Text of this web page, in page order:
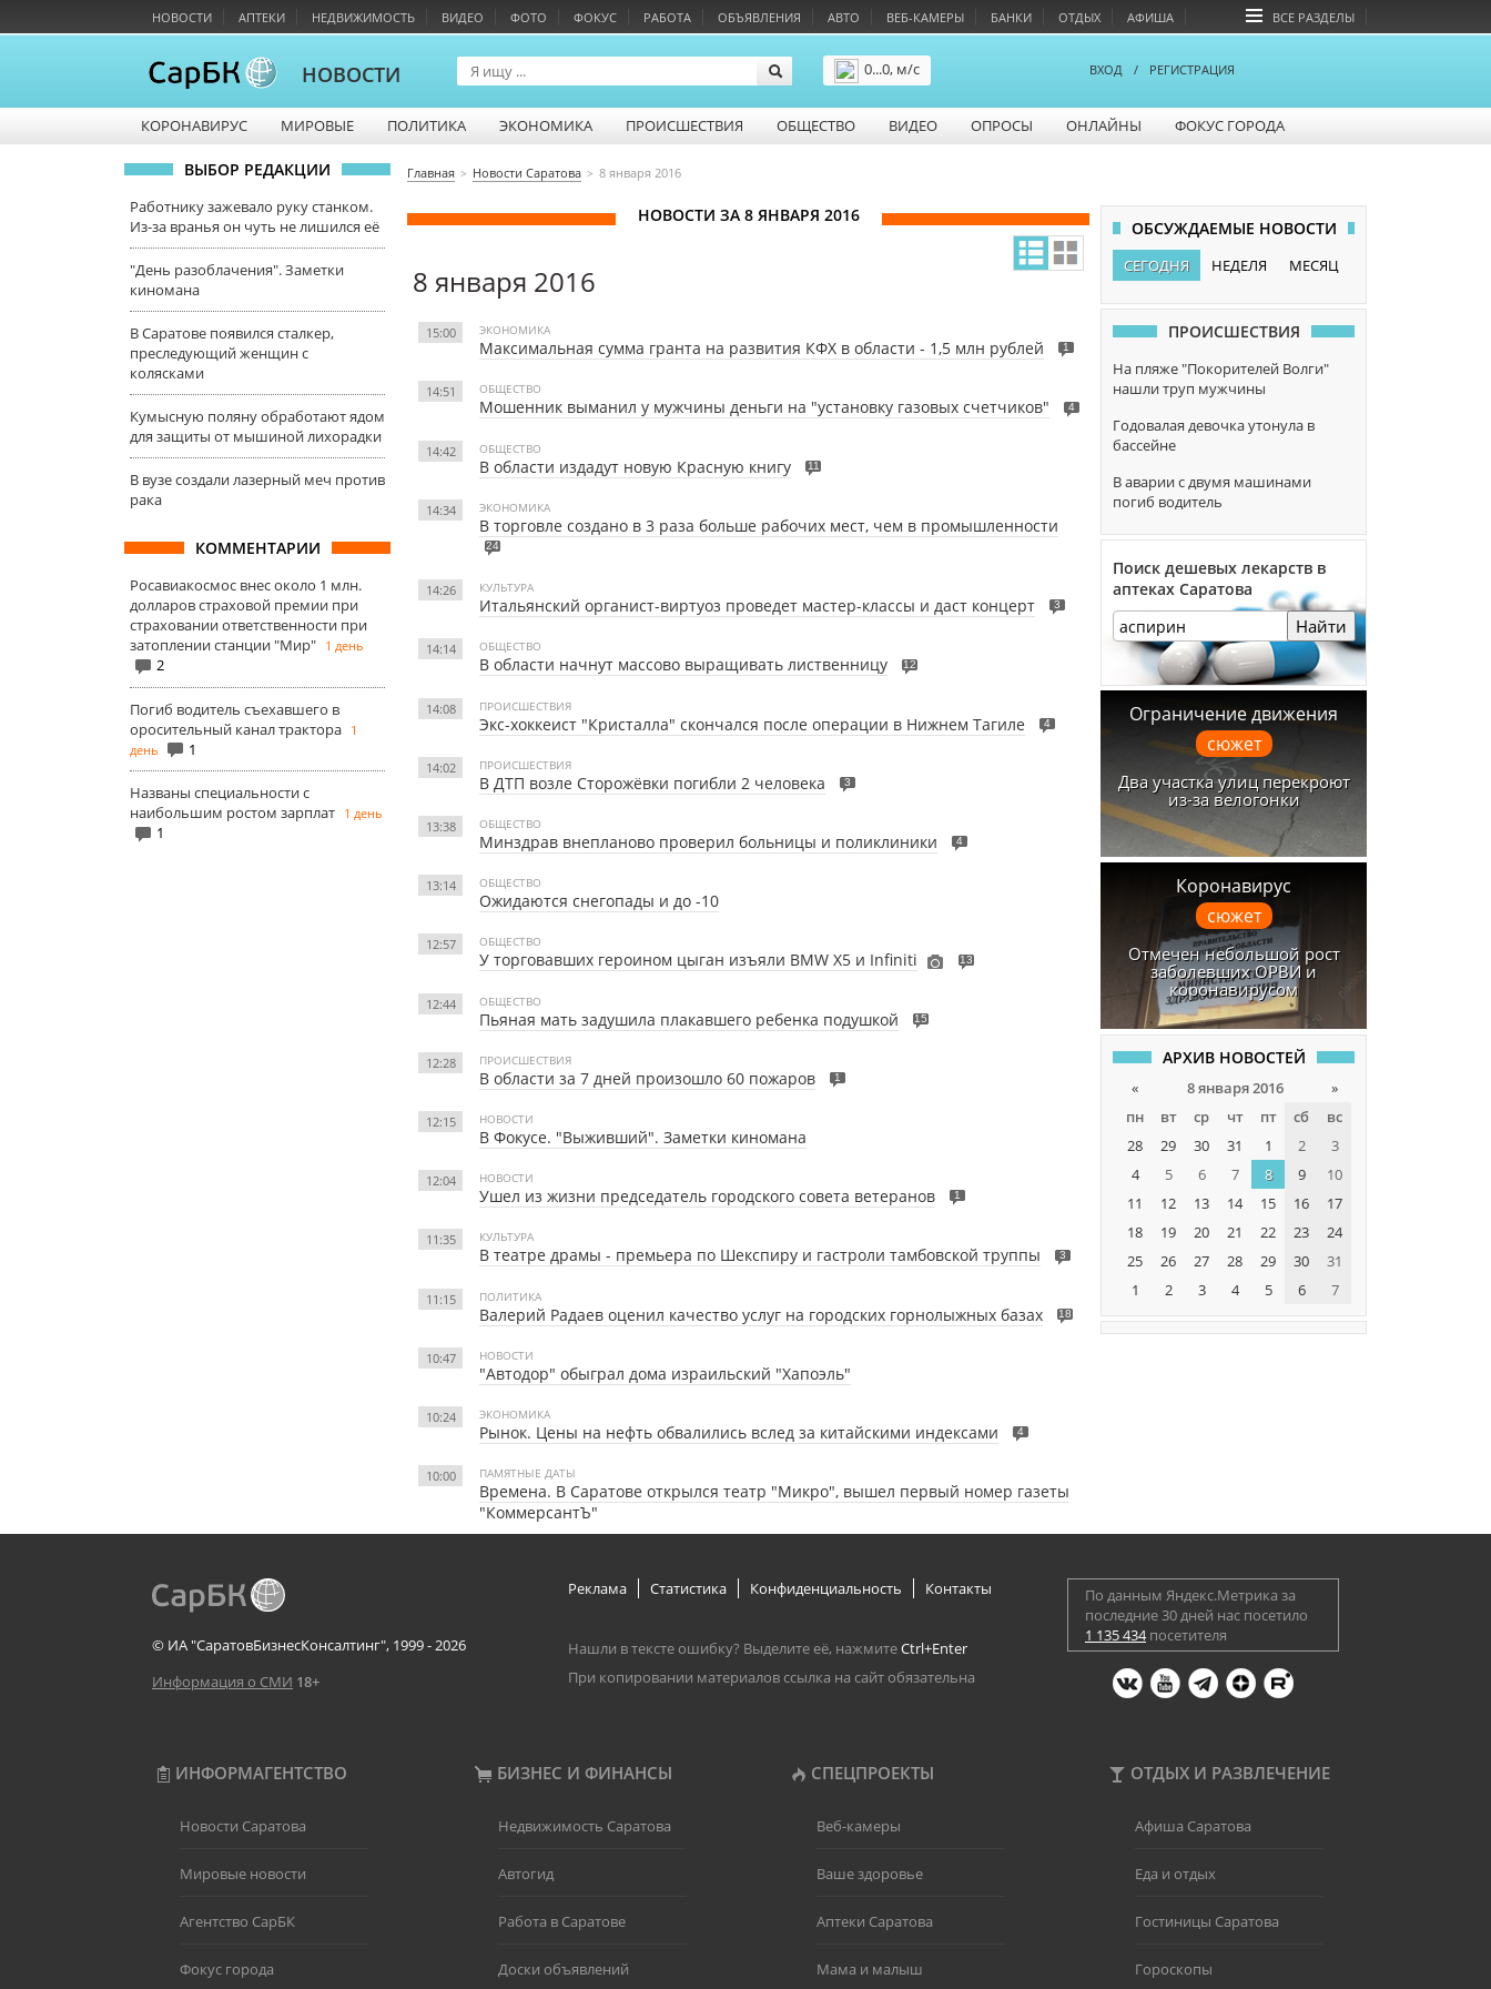
НОВОСТИ АПТЕКИ НЕДВИЖИМОСТЬ ВИДЕО ФОТО ФОКУС РАБОТА ОБЪЯВЛЕНИЯ АВТО ВЕБ-КАМЕРЫ БАНКИ ОТДЫХ АФИША ВСЕ РАЗДЕЛЫ
НОВОСТИ
0...0, м/с
ВХОД / РЕГИСТРАЦИЯ
КОРОНАВИРУС МИРОВЫЕ ПОЛИТИКА ЭКОНОМИКА ПРОИСШЕСТВИЯ ОБЩЕСТВО ВИДЕО ОПРОСЫ ОНЛАЙНЫ ФОКУС ГОРОДА
ВЫБОР РЕДАКЦИИ
Работнику зажевало руку станком.
Из-за вранья он чуть не лишился её
"День разоблачения". Заметки
киномана
В Саратове появился сталкер,
преследующий женщин с
колясками
Кумысную поляну обработают ядом
для защиты от мышиной лихорадки
В вузе создали лазерный меч против
рака
КОММЕНТАРИИ
Росавиакосмос внес около 1 млн.
долларов страховой премии при
страховании ответственности при
затоплении станции "Мир" 1 день
2
Погиб водитель съехавшего в
оросительный канал трактора 1
день
1
Названы специальности с
наибольшим ростом зарплат 1 день
1
Главная Новости Саратова 8 января 2016
НОВОСТИ ЗА 8 ЯНВАРЯ 2016
8 января 2016
15:00 ЭКОНОМИКА
Максимальная сумма гранта на развития КФХ в области - 1,5 млн рублей 1
14:51 ОБЩЕСТВО
Мошенник выманил у мужчины деньги на "установку газовых счетчиков" 4
14:42 ОБЩЕСТВО
В области издадут новую Красную книгу 11
14:34 ЭКОНОМИКА
В торговле создано в 3 раза больше рабочих мест, чем в промышленности
24
14:26 КУЛЬТУРА
Итальянский органист-виртуоз проведет мастер-классы и даст концерт 3
14:14 ОБЩЕСТВО
В области начнут массово выращивать лиственницу 12
14:08 ПРОИСШЕСТВИЯ
Экс-хоккеист "Кристалла" скончался после операции в Нижнем Тагиле 4
14:02 ПРОИСШЕСТВИЯ
В ДТП возле Сторожёвки погибли 2 человека 3
13:38 ОБЩЕСТВО
Минздрав внепланово проверил больницы и поликлиники 4
13:14 ОБЩЕСТВО
Ожидаются снегопады и до -10
12:57 ОБЩЕСТВО
У торговавших героином цыган изъяли BMW X5 и Infiniti 13
12:44 ОБЩЕСТВО
Пьяная мать задушила плакавшего ребенка подушкой 15
12:28 ПРОИСШЕСТВИЯ
В области за 7 дней произошло 60 пожаров 1
12:15 НОВОСТИ
В Фокусе. "Выживший". Заметки киномана
12:04 НОВОСТИ
Ушел из жизни председатель городского совета ветеранов 1
11:35 КУЛЬТУРА
В театре драмы - премьера по Шекспиру и гастроли тамбовской труппы 3
11:15 ПОЛИТИКА
Валерий Радаев оценил качество услуг на городских горнолыжных базах 18
10:47 НОВОСТИ
"Автодор" обыграл дома израильский "Хапоэль"
10:24 ЭКОНОМИКА
Рынок. Цены на нефть обвалились вслед за китайскими индексами 4
10:00 ПАМЯТНЫЕ ДАТЫ
Времена. В Саратове открылся театр "Микро", вышел первый номер газеты
"КоммерсантЪ"
ОБСУЖДАЕМЫЕ НОВОСТИ
СЕГОДНЯ НЕДЕЛЯ МЕСЯЦ
ПРОИСШЕСТВИЯ
На пляже "Покорителей Волги"
нашли труп мужчины
Годовалая девочка утонула в
бассейне
В аварии с двумя машинами
погиб водитель
Поиск дешевых лекарств в
аптеках Саратова
Найти
Ограничение движения
сюжет
Два участка улиц перекроют
из-за велогонки
Коронавирус
сюжет
Отмечен небольшой рост
заболевших ОРВИ и
коронавирусом
АРХИВ НОВОСТЕЙ
« 8 января 2016
»
пн
вт ср чт пт сб
вс
28
29 30 31 1 2
3
4
5 6 7 8 9
10
11
12 13 14 15 16
17
18
19 20 21 22 23
24
25
26 27 28 29 30
31
1
2 3 4 5 6 7
© ИА "СаратовБизнесКонсалтинг", 1999 - 2026
Информация о СМИ 18+
Реклама Статистика Конфиденциальность Контакты
Нашли в тексте ошибку? Выделите её, нажмитеCtrl+Enter
При копировании материалов ссылка на сайт обязательна
По данным Яндекс.Метрика за
последние 30 дней нас посетило
1 135 434посетителя
ИНФОРМАГЕНТСТВО БИЗНЕС И ФИНАНСЫ СПЕЦПРОЕКТЫ ОТДЫХ И РАЗВЛЕЧЕНИЕ
Новости Саратова
Мировые новости
Агентство СарБК
Фокус города
Недвижимость Саратова
Автогид
Работа в Саратове
Доски объявлений
Веб-камеры
Ваше здоровье
Аптеки Саратова
Мама и малыш
Афиша Саратова
Еда и отдых
Гостиницы Саратова
Гороскопы